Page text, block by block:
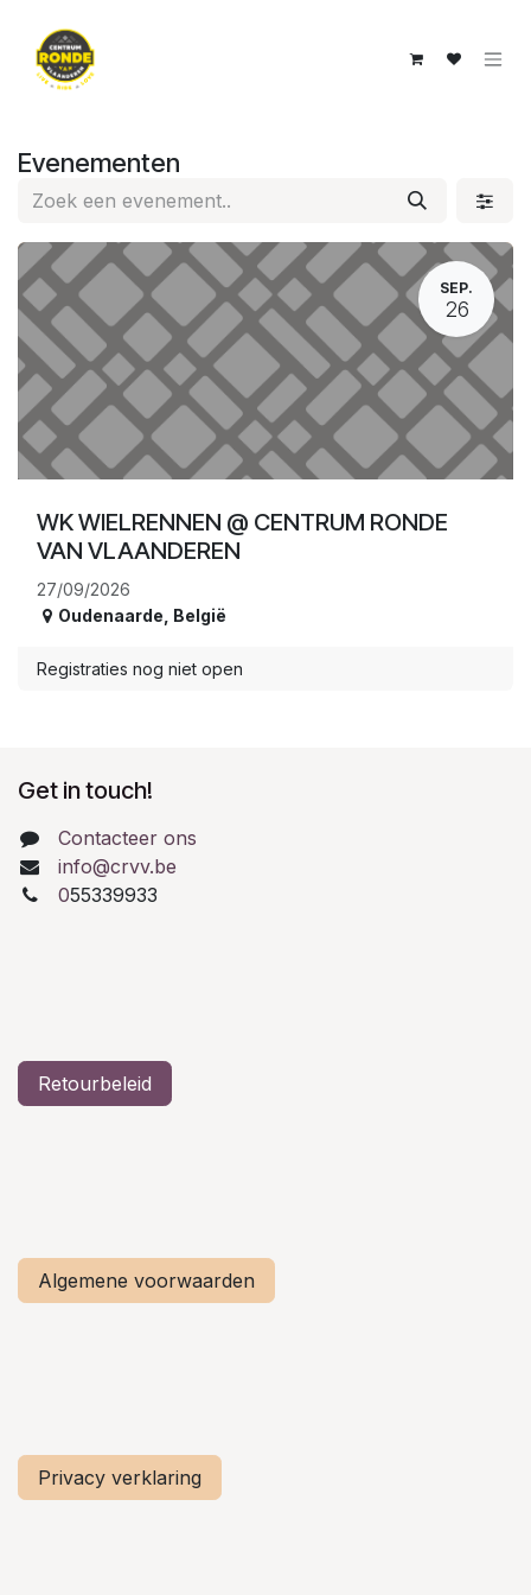
Evenementen
SEP.
26
WK WIELRENNEN @ CENTRUM RONDE
VAN VLAANDEREN
27/09/2026
Oudenaarde België
Registraties nog niet open
Get in touch!
Contacteer ons
info@crvv.be
055339933
Retourbeleid
Algemene voorwaarden
Privacy verklaring